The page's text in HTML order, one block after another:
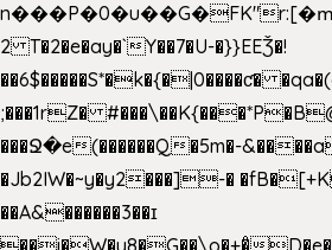
2 T�2�e�ay�`Y��7�U-�}}EEǮ�!
��6$�����S*�k�{�|0����ƈ�
;���1rZ� #���\��
���Ջ�e(������Q�5m�-
�Jb2IW�~y�y2���]-�
��A&������3��ɪ
��i�W�y8�G��\o�+�̊